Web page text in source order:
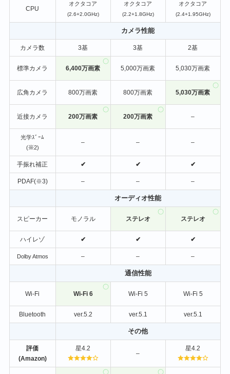
CPU
オクタコア
(2.6+2.0GHz)
オクタコア
(2.2+1.8GHz)
オクタコア
(2.4+1.95GHz)
カメラ性能
カメラ数 3基 3基 2基
標準カメラ 6,400万画素 5,000万画素 5,030万画素
広角カメラ 800万画素 800万画素 5,030万画素
近接カメラ 200万画素 200万画素 –
光学ｽﾞｰﾑ
(※2)
– – –
手振れ補正 ✔ ✔ ✔
PDAF(※3) – – –
オーディオ性能
スピーカー モノラル ステレオ ステレオ
ハイレゾ ✔ ✔ ✔
Dolby Atmos – – –
通信性能
Wi-Fi Wi-Fi 6 Wi-Fi 5 Wi-Fi 5
Bluetooth ver.5.2 ver.5.1 ver.5.1
その他
評価
(Amazon)
星4.2
–
星4.2